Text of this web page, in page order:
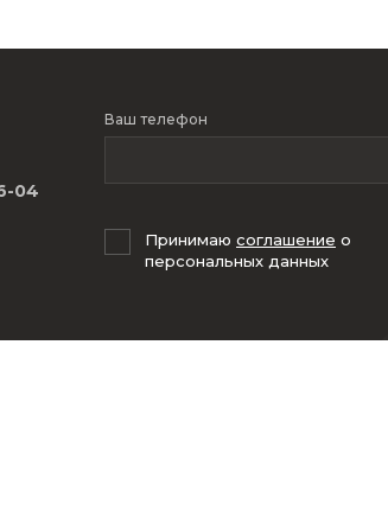
04
Ваш телефон
Принимаю соглашение о
персональных данных